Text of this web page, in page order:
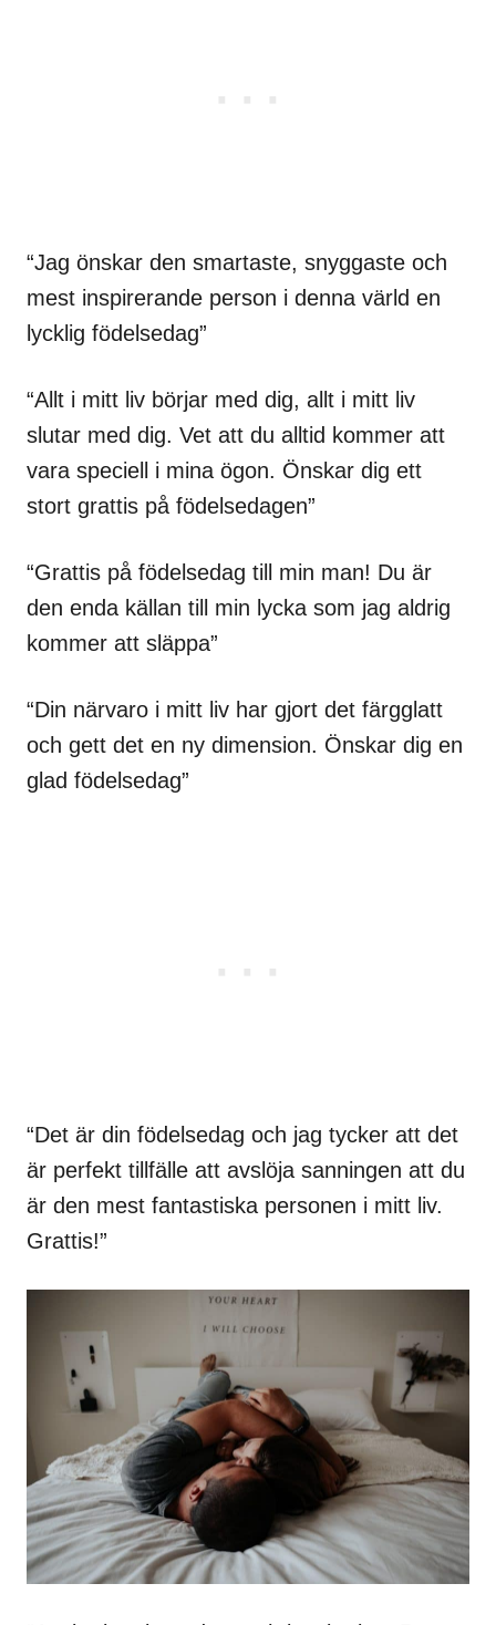
“Jag önskar den smartaste, snyggaste och
mest inspirerande person i denna värld en
lycklig födelsedag”
“Allt i mitt liv börjar med dig, allt i mitt liv
slutar med dig. Vet att du alltid kommer att
vara speciell i mina ögon. Önskar dig ett
stort grattis på födelsedagen”
“Grattis på födelsedag till min man! Du är
den enda källan till min lycka som jag aldrig
kommer att släppa”
“Din närvaro i mitt liv har gjort det färgglatt
och gett det en ny dimension. Önskar dig en
glad födelsedag”
“Det är din födelsedag och jag tycker att det
är perfekt tillfälle att avslöja sanningen att du
är den mest fantastiska personen i mitt liv.
Grattis!”